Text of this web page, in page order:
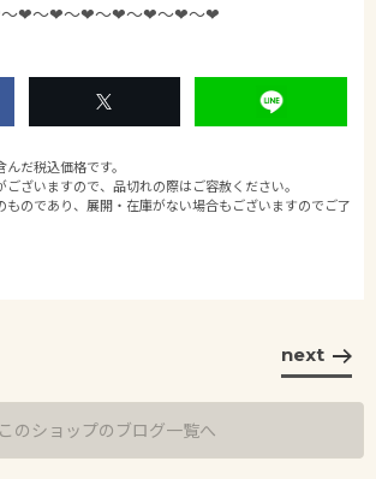
❤︎〜❤︎〜❤︎〜❤︎〜❤︎〜❤︎〜❤︎
だ税込価格です。
ざいますので、品切れの際はご容赦ください。
のであり、展開・在庫がない場合もございますのでご了
next
このショップのブログ一覧へ